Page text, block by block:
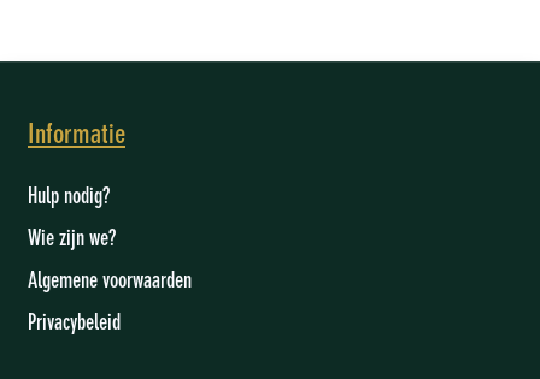
Informatie
Hulp nodig?
Wie zijn we?
Algemene voorwaarden
Privacybeleid